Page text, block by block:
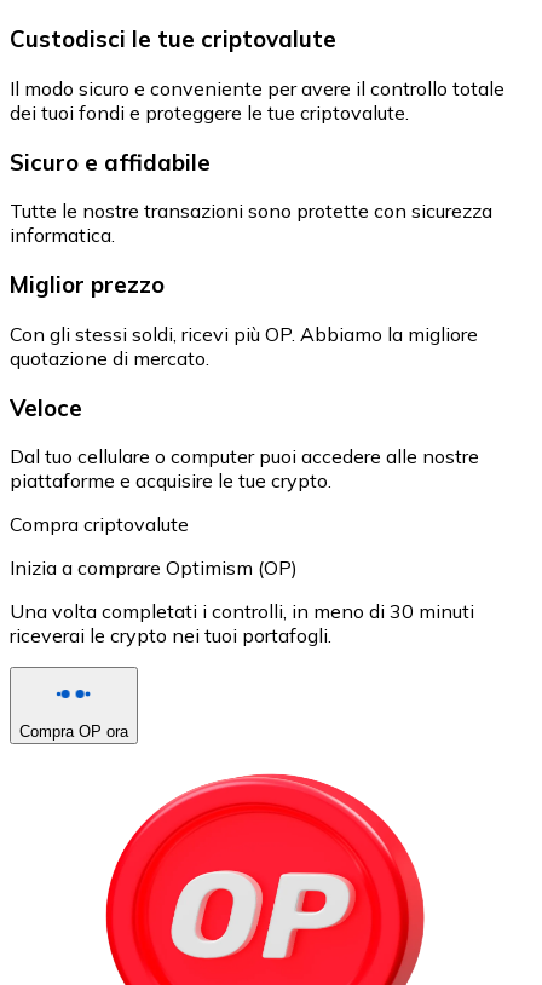
Custodisci le tue criptovalute
Il modo sicuro e conveniente per avere il controllo totale
dei tuoi fondi e proteggere le tue criptovalute.
Sicuro e affidabile
Tutte le nostre transazioni sono protette con sicurezza
informatica.
Miglior prezzo
Con gli stessi soldi, ricevi più OP. Abbiamo la migliore
quotazione di mercato.
Veloce
Dal tuo cellulare o computer puoi accedere alle nostre
piattaforme e acquisire le tue crypto.
Compra criptovalute
Inizia a comprare Optimism (OP)
Una volta completati i controlli, in meno di 30 minuti
riceverai le crypto nei tuoi portafogli.
Compra OP ora